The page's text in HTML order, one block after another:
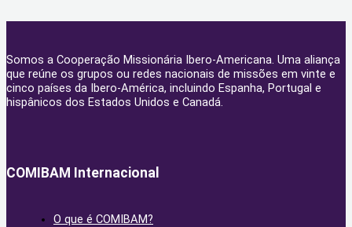
Somos a Cooperação Missionária Ibero-Americana. Uma aliança
que reúne os grupos ou redes nacionais de missões em vinte e
cinco países da Ibero-América, incluindo Espanha, Portugal e
hispânicos dos Estados Unidos e Canadá.
COMIBAM Internacional
O que é COMIBAM?